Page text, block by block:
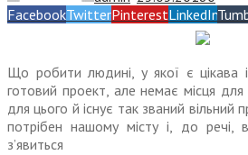
FacebookTwitterPinterestLinkedIn
Що робити людині, у якої є цікава
готовий проект, але немає місця для
для цього й існує так званий вільний
потрібен нашому місту і, до
з’явиться